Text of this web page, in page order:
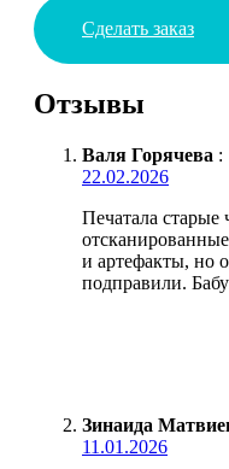
Сделать заказ
Отзывы
Валя Горячева :
22.02.2026
Печатала старые
и артефакты, но
подправили.
Зинаида
11.01.2026